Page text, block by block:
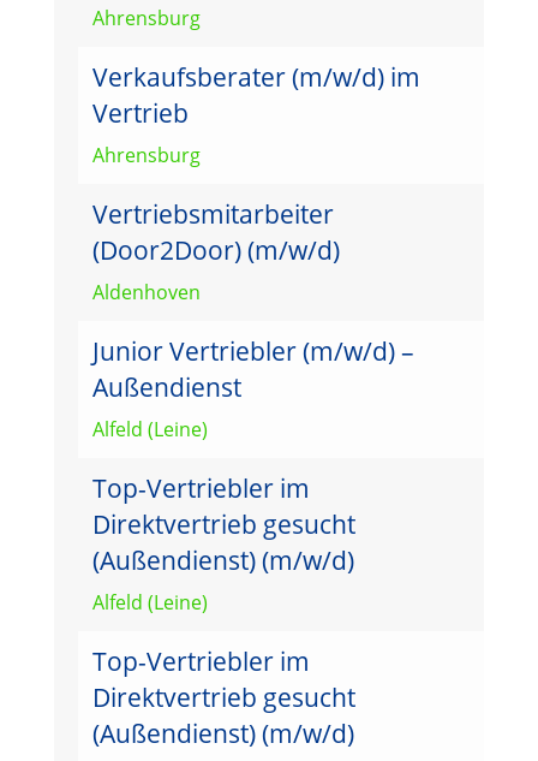
Ahrensburg
Verkaufsberater (m/w/d) im
Vertrieb
Ahrensburg
Vertriebsmitarbeiter
(Door2Door) (m/w/d)
Aldenhoven
Junior Vertriebler (m/w/d) –
Außendienst
Alfeld (Leine)
Top-Vertriebler im
Direktvertrieb gesucht
(Außendienst) (m/w/d)
Alfeld (Leine)
Top-Vertriebler im
Direktvertrieb gesucht
(Außendienst) (m/w/d)